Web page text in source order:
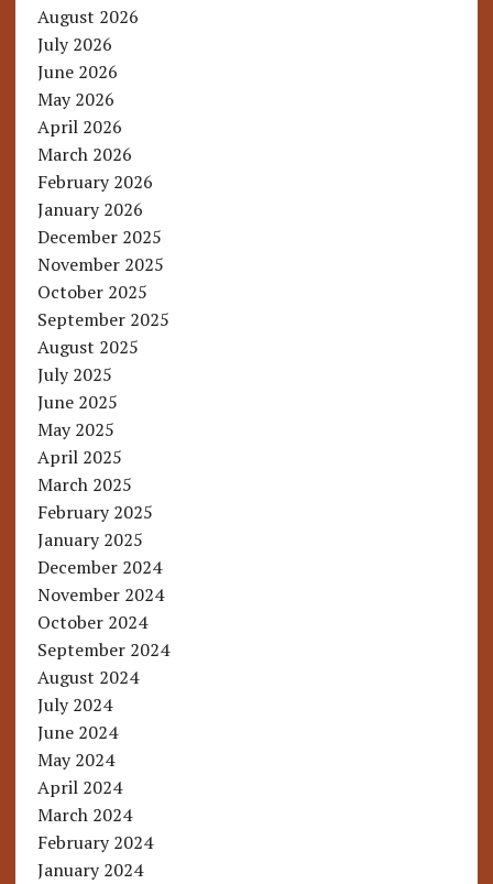
August 2026
July 2026
June 2026
May 2026
April 2026
March 2026
February 2026
January 2026
December 2025
November 2025
October 2025
September 2025
August 2025
July 2025
June 2025
May 2025
April 2025
March 2025
February 2025
January 2025
December 2024
November 2024
October 2024
September 2024
August 2024
July 2024
June 2024
May 2024
April 2024
March 2024
February 2024
January 2024